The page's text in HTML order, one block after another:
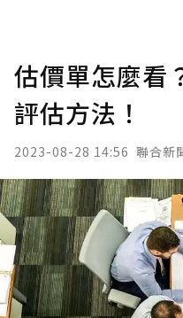
估價單怎麼看
評估方法！
2023-08-28 14:56 聯合新